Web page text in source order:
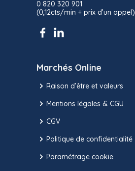
0 820 320 901
(0,12cts/min + prix d’un appel)
Marchés Online
Raison d’être et valeurs
Mentions légales & CGU
CGV
Politique de confidentialité
Paramétrage cookie